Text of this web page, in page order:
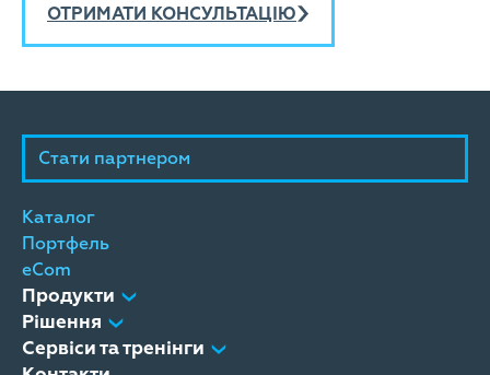
ОТРИМАТИ КОНСУЛЬТАЦІЮ
Стати партнером
Каталог
Портфель
eCom
Продукти
Рішення
Сервіси та тренінги